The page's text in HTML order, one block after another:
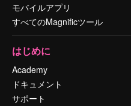
モバイルアプリ
すべてのMagnificツール
はじめに
Academy
ドキュメント
サポート